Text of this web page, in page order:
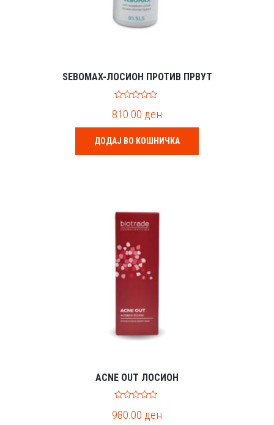
SEBOMAX-ЛОСИОН ПРОТИВ ПРВУТ
o
t
o
f
5
810.00 ден
ДОДАЈ ВО КОШНИЧКА
ACNE OUT ЛОСИОН
o
980.00 ден